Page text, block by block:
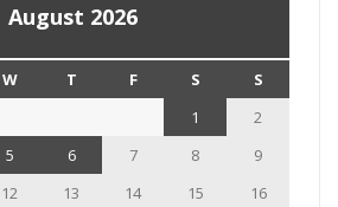
August 2026
W T F S
S
1
2
5 6 7 8
9
12 13 14 15
16